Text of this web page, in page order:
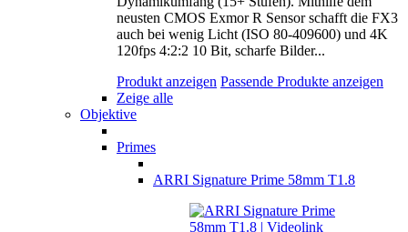
neusten CMOS Exmor R Sensor schafft die FX3
auch bei wenig Licht (ISO 80-409600) und 4K
120fps 4:2:2 10 Bit, scharfe Bilder...
Produkt anzeigen Passende Produkte anzeigen
Zeige alle
Objektive
Primes
ARRI Signature Prime 58mm T1.8